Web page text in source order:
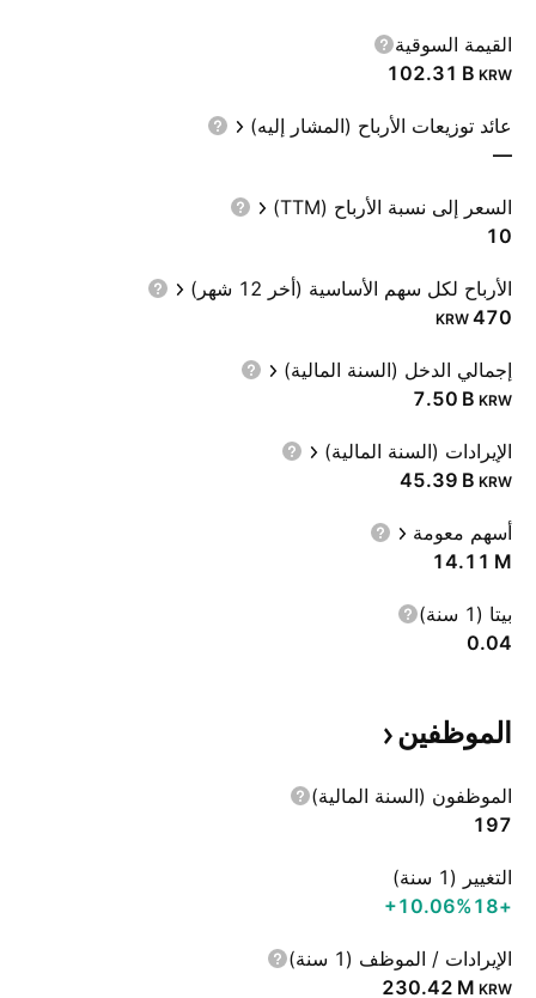
القيمة السوقية
‪102.31 B‬ KRW
عائد توزيعات الأرباح (المشار إليه)
—
السعر إلى نسبة الأرباح (TTM)
10
الأرباح لكل سهم الأساسية (أخر 12 شهر)
470
KRW
إجمالي الدخل (السنة المالية)
‪7.50 B‬ KRW
الإيرادات (السنة المالية)
‪45.39 B‬ KRW
أسهم معومة
‪14.11 M‬
بيتا (1 سنة)
0.04
الموظفين
الموظفون (السنة المالية)
197
التغيير (1 سنة)
+18
‪+10.06%‬
الإيرادات / الموظف (1 سنة)
‪230.42 M‬ KRW